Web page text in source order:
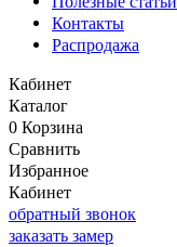
Контакты
Распродажа
Кабинет
Каталог
0 Корзина
Сравнить
Избранное
Кабинет
обратный звонок
заказать замер